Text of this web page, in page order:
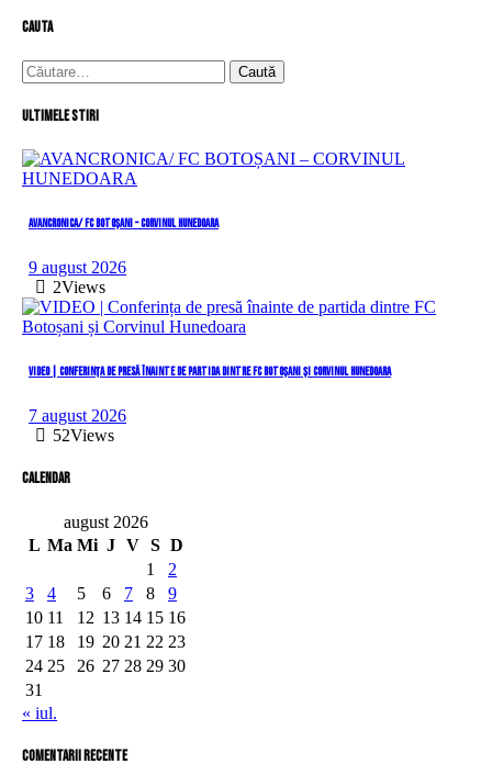
cauta
Caută
după:
Ultimele stiri
AVANCRONICA/ FC BOTOȘANI – CORVINUL HUNEDOARA
9 august 2026
2Views
VIDEO | Conferința de presă înainte de partida dintre FC Botoșani și Corvinul Hunedoara
7 august 2026
52Views
Calendar
august 2026
L Ma Mi J V S D
1
2
3
4 5 6 7 8
9
10 11 12 13 14 15 16
17 18 19 20 21 22 23
24 25 26 27 28 29 30
31
« iul.
comentarii recente